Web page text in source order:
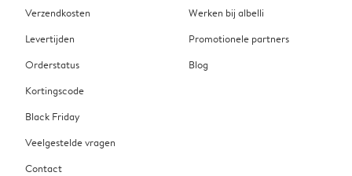
Verzendkosten
Levertijden
Orderstatus
Kortingscode
Black Friday
Veelgestelde vragen
Contact
Werken bij albelli
Promotionele partners
Blog